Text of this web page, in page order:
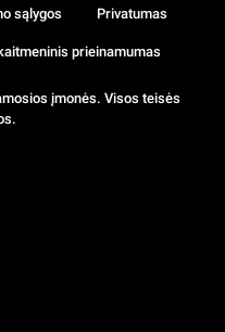
įmonės. Visos teisės
sąlygos Privatumas
prieinamumas